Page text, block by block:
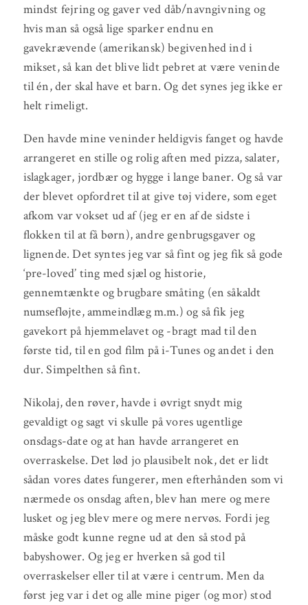
mindst fejring og gaver ved dåb/navngivning og
hvis man så også lige sparker endnu en
gavekrævende (amerikansk) begivenhed ind i
mikset, så kan det blive lidt pebret at være veninde
til én, der skal have et barn. Og det synes jeg ikke er
helt rimeligt.
Den havde mine veninder heldigvis fanget og havde
arrangeret en stille og rolig aften med pizza, salater,
islagkager, jordbær og hygge i lange baner. Og så var
der blevet opfordret til at give tøj videre, som eget
afkom var vokset ud af (jeg er en af de sidste i
flokken til at få børn), andre genbrugsgaver og
lignende. Det syntes jeg var så fint og jeg fik så gode
‘pre-loved’ ting med sjæl og historie,
gennemtænkte og brugbare småting (en såkaldt
numsefløjte, ammeindlæg m.m.) og så fik jeg
gavekort på hjemmelavet og -bragt mad til den
første tid, til en god film på i-Tunes og andet i den
dur. Simpelthen så fint.
Nikolaj, den røver, havde i øvrigt snydt mig
gevaldigt og sagt vi skulle på vores ugentlige
onsdags-date og at han havde arrangeret en
overraskelse. Det lød jo plausibelt nok, det er lidt
sådan vores dates fungerer, men efterhånden som vi
nærmede os onsdag aften, blev han mere og mere
lusket og jeg blev mere og mere nervøs. Fordi jeg
måske godt kunne regne ud at den så stod på
babyshower. Og jeg er hverken så god til
overraskelser eller til at være i centrum. Men da
først jeg var i det og alle mine piger (og mor) stod